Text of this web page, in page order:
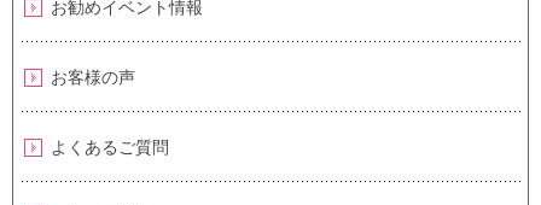
お勧めイベント情報
お客様の声
よくあるご質問